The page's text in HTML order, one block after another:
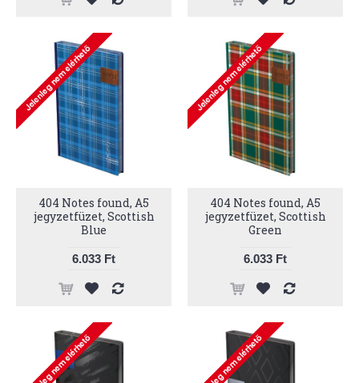
404 Notes found, A5
jegyzetfüzet, Scottish
Blue
6.033 Ft
404 Notes found, A5
jegyzetfüzet, Scottish
Green
6.033 Ft